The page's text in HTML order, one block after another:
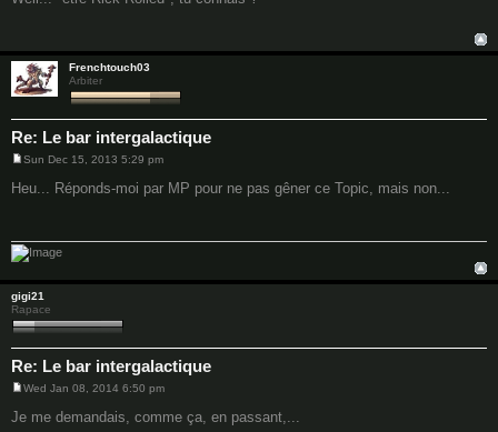
s
Frenchtouch03
Arbiter
Re: Le bar intergalactique
s
Sun Dec 15, 2013 5:29 pm
Heu... Réponds-moi par MP pour ne pas gêner ce Topic, mais non...
gigi21
Rapace
Re: Le bar intergalactique
s
Wed Jan 08, 2014 6:50 pm
Je me demandais, comme ça, en passant,...